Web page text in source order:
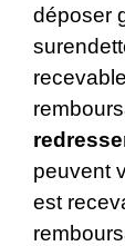
déposer
peuvent
est